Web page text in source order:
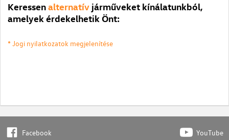
Keressenalternatív járműveket kínálatunkból,
amelyek érdekelhetik Önt:
* Jogi nyilatkozatok megjelenítése
Facebook YouTube